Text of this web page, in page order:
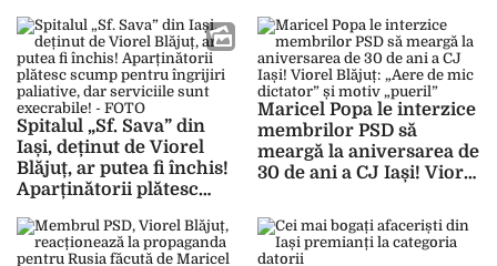
personalului insuficient,
pacienții sunt sedați cu
japca: „Seara îi lăsam
sănătoși, iar a doua zi
erau legume!” – FOTO
Partidului Social
Democrat: „Lasă să-l
doară, o să-i treacă!” –
FOTO
Spitalul „Sf. Sava” din
Iași, deținut de Viorel
Blăjuț, ar putea fi închis!
Aparținătorii plătesc
paliative, dar serviciile
sunt execrabile! – FOTO
Maricel Popa le interzice
membrilor PSD să
meargă la aniversarea de
30 de ani a CJ Iași! Viorel
dictator” și motiv
„pueril”